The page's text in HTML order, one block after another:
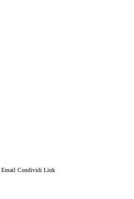
Email Condividi Link